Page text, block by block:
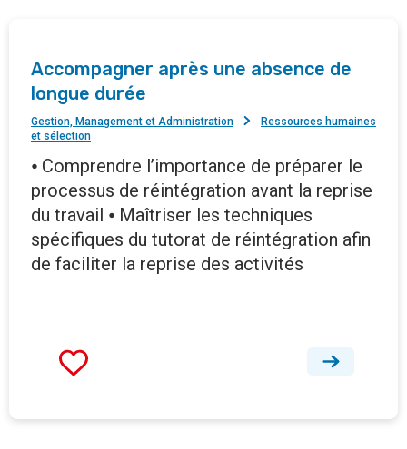
Accompagner après une absence de
longue durée
Gestion, Management et Administration
Ressources humaines
et sélection
⦁ Comprendre l’importance de préparer le
processus de réintégration avant la reprise
du travail ⦁ Maîtriser les techniques
spécifiques du tutorat de réintégration afin
de faciliter la reprise des activités